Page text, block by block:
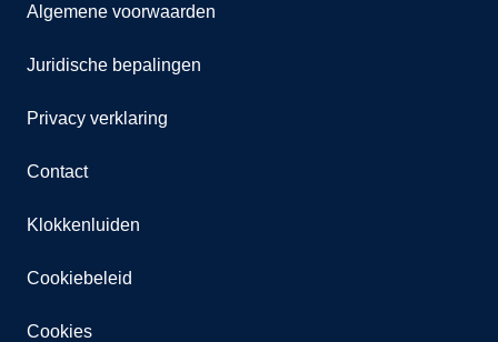
Algemene voorwaarden
Juridische bepalingen
Privacy verklaring
Contact
Klokkenluiden
Cookiebeleid
Cookies